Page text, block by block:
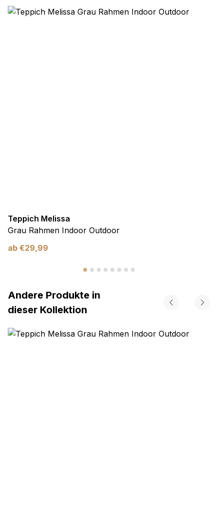
Teppich Melissa
Grau Rahmen Indoor Outdoor
ab €29,99
Andere Produkte in
dieser Kollektion